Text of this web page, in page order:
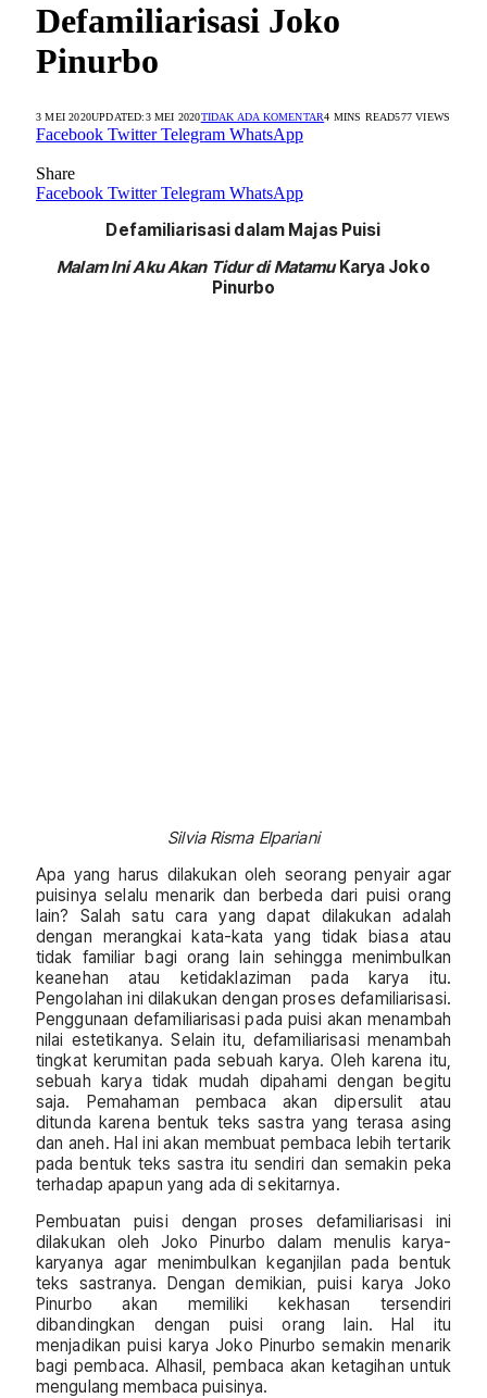
Defamiliarisasi Joko
Pinurbo
3 MEI 2020UPDATED:3 MEI 2020TIDAK ADA KOMENTAR4 MINS READ577VIEWS
Facebook Twitter Telegram WhatsApp
Share
Facebook Twitter Telegram WhatsApp
Defamiliarisasi dalam Majas Puisi
Malam Ini Aku Akan Tidur di MatamuKarya Joko
Pinurbo
Silvia Risma Elpariani
Apa yang harus dilakukan oleh seorang penyair agar
puisinya selalu menarik dan berbeda dari puisi orang
lain? Salah satu cara yang dapat dilakukan adalah
dengan merangkai kata-kata yang tidak biasa atau
tidak familiar bagi orang lain sehingga menimbulkan
keanehan atau ketidaklaziman pada karya itu.
Pengolahan ini dilakukan dengan proses defamiliarisasi.
Penggunaan defamiliarisasi pada puisi akan menambah
nilai estetikanya. Selain itu, defamiliarisasi menambah
tingkat kerumitan pada sebuah karya. Oleh karena itu,
sebuah karya tidak mudah dipahami dengan begitu
saja. Pemahaman pembaca akan dipersulit atau
ditunda karena bentuk teks sastra yang terasa asing
dan aneh. Hal ini akan membuat pembaca lebih tertarik
pada bentuk teks sastra itu sendiri dan semakin peka
terhadap apapun yang ada di sekitarnya.
Pembuatan puisi dengan proses defamiliarisasi ini
dilakukan oleh Joko Pinurbo dalam menulis karya-
karyanya agar menimbulkan keganjilan pada bentuk
teks sastranya. Dengan demikian, puisi karya Joko
Pinurbo akan memiliki kekhasan tersendiri
dibandingkan dengan puisi orang lain. Hal itu
menjadikan puisi karya Joko Pinurbo semakin menarik
bagi pembaca. Alhasil, pembaca akan ketagihan untuk
mengulang membaca puisinya.